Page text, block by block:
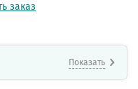
заказ
Показать